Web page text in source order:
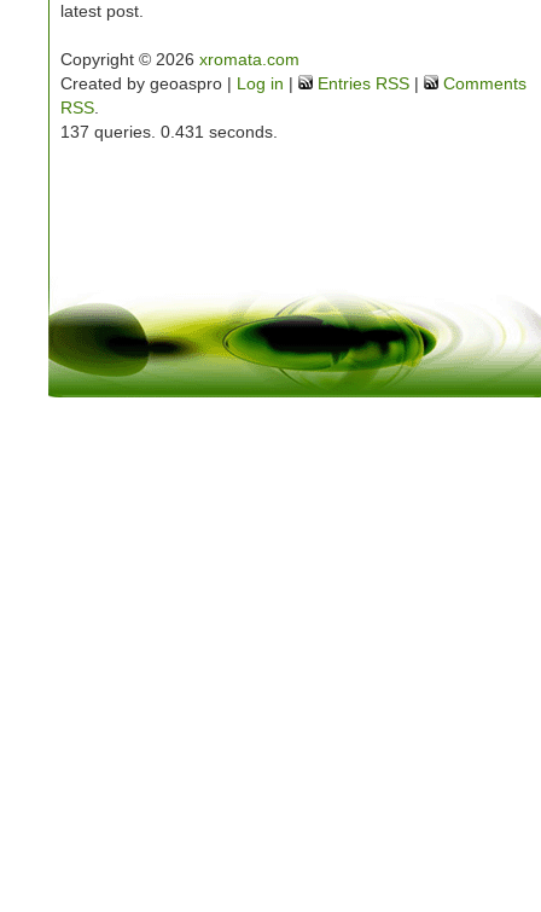
latest post.
Copyright © 2026 xromata.com
Created by geoaspro | Log in | Entries RSS |
Comments
RSS
137 queries. 0.431 seconds.